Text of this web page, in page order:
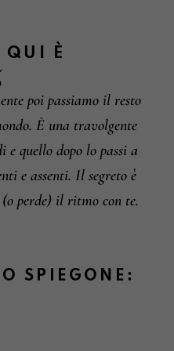
e resi
e vibreranno
QUI È
poi passiamo il resto
È una travolgente
quello dopo lo passi a
e assenti. Il segreto è
perde) il ritmo con te.
SPIEGONE: